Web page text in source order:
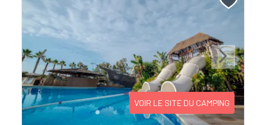
Previous Next
VOIR LE SITE DU CAMPING